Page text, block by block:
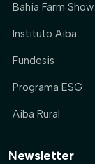
Bahia Farm Show
Instituto Aiba
Fundesis
Programa ESG
Aiba Rural
Newsletter